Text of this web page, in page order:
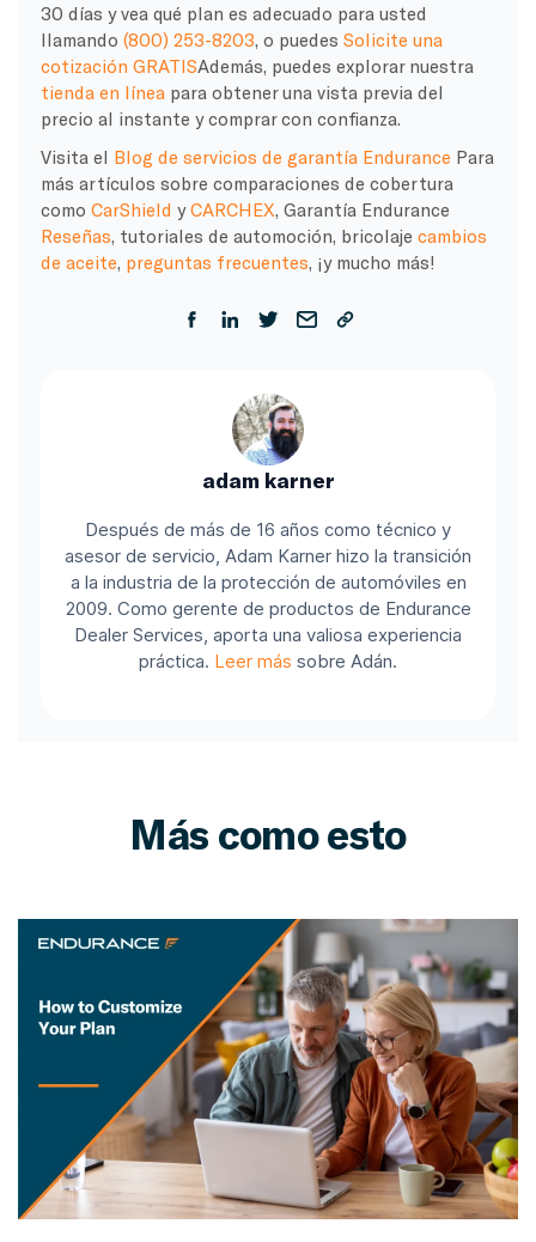
30 días y vea qué plan es adecuado para usted
llamando (800) 253-8203, o puedes Solicite una
cotización GRATISAdemás, puedes explorar nuestra
tienda en líneapara obtener una vista previa del
precio al instante y comprar con confianza.
Visita el Blog de servicios de garantía Endurance Para
más artículos sobre comparaciones de cobertura
como CarShield yCARCHEX, Garantía Endurance
Reseñas, tutoriales de automoción, bricolaje cambios
de aceite, preguntas frecuentes, ¡y mucho más!
adam karner
Después de más de 16 años como técnico y
asesor de servicio, Adam Karner hizo la transición
a la industria de la protección de automóviles en
2009. Como gerente de productos de Endurance
Dealer Services, aporta una valiosa experiencia
práctica. Leer más sobre Adán.
Más como esto